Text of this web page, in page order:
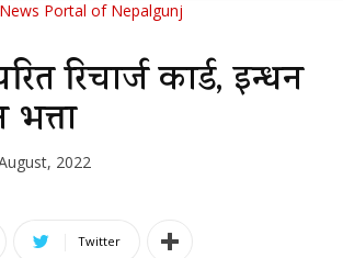
रिचार्ज कार्ड, इन्धन
2022
Twitter